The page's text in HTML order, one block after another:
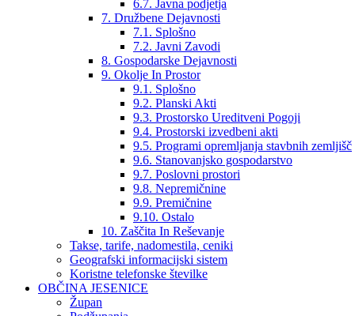
6.7. Javna podjetja
7. Družbene Dejavnosti
7.1. Splošno
7.2. Javni Zavodi
8. Gospodarske Dejavnosti
9. Okolje In Prostor
9.1. Splošno
9.2. Planski Akti
9.3. Prostorsko Ureditveni Pogoji
9.4. Prostorski izvedbeni akti
9.5. Programi opremljanja stavbnih zemljišč
9.6. Stanovanjsko gospodarstvo
9.7. Poslovni prostori
9.8. Nepremičnine
9.9. Premičnine
9.10. Ostalo
10. Zaščita In Reševanje
Takse, tarife, nadomestila, ceniki
Geografski informacijski sistem
Koristne telefonske številke
OBČINA JESENICE
Župan